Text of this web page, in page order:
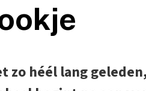
zo héél lang